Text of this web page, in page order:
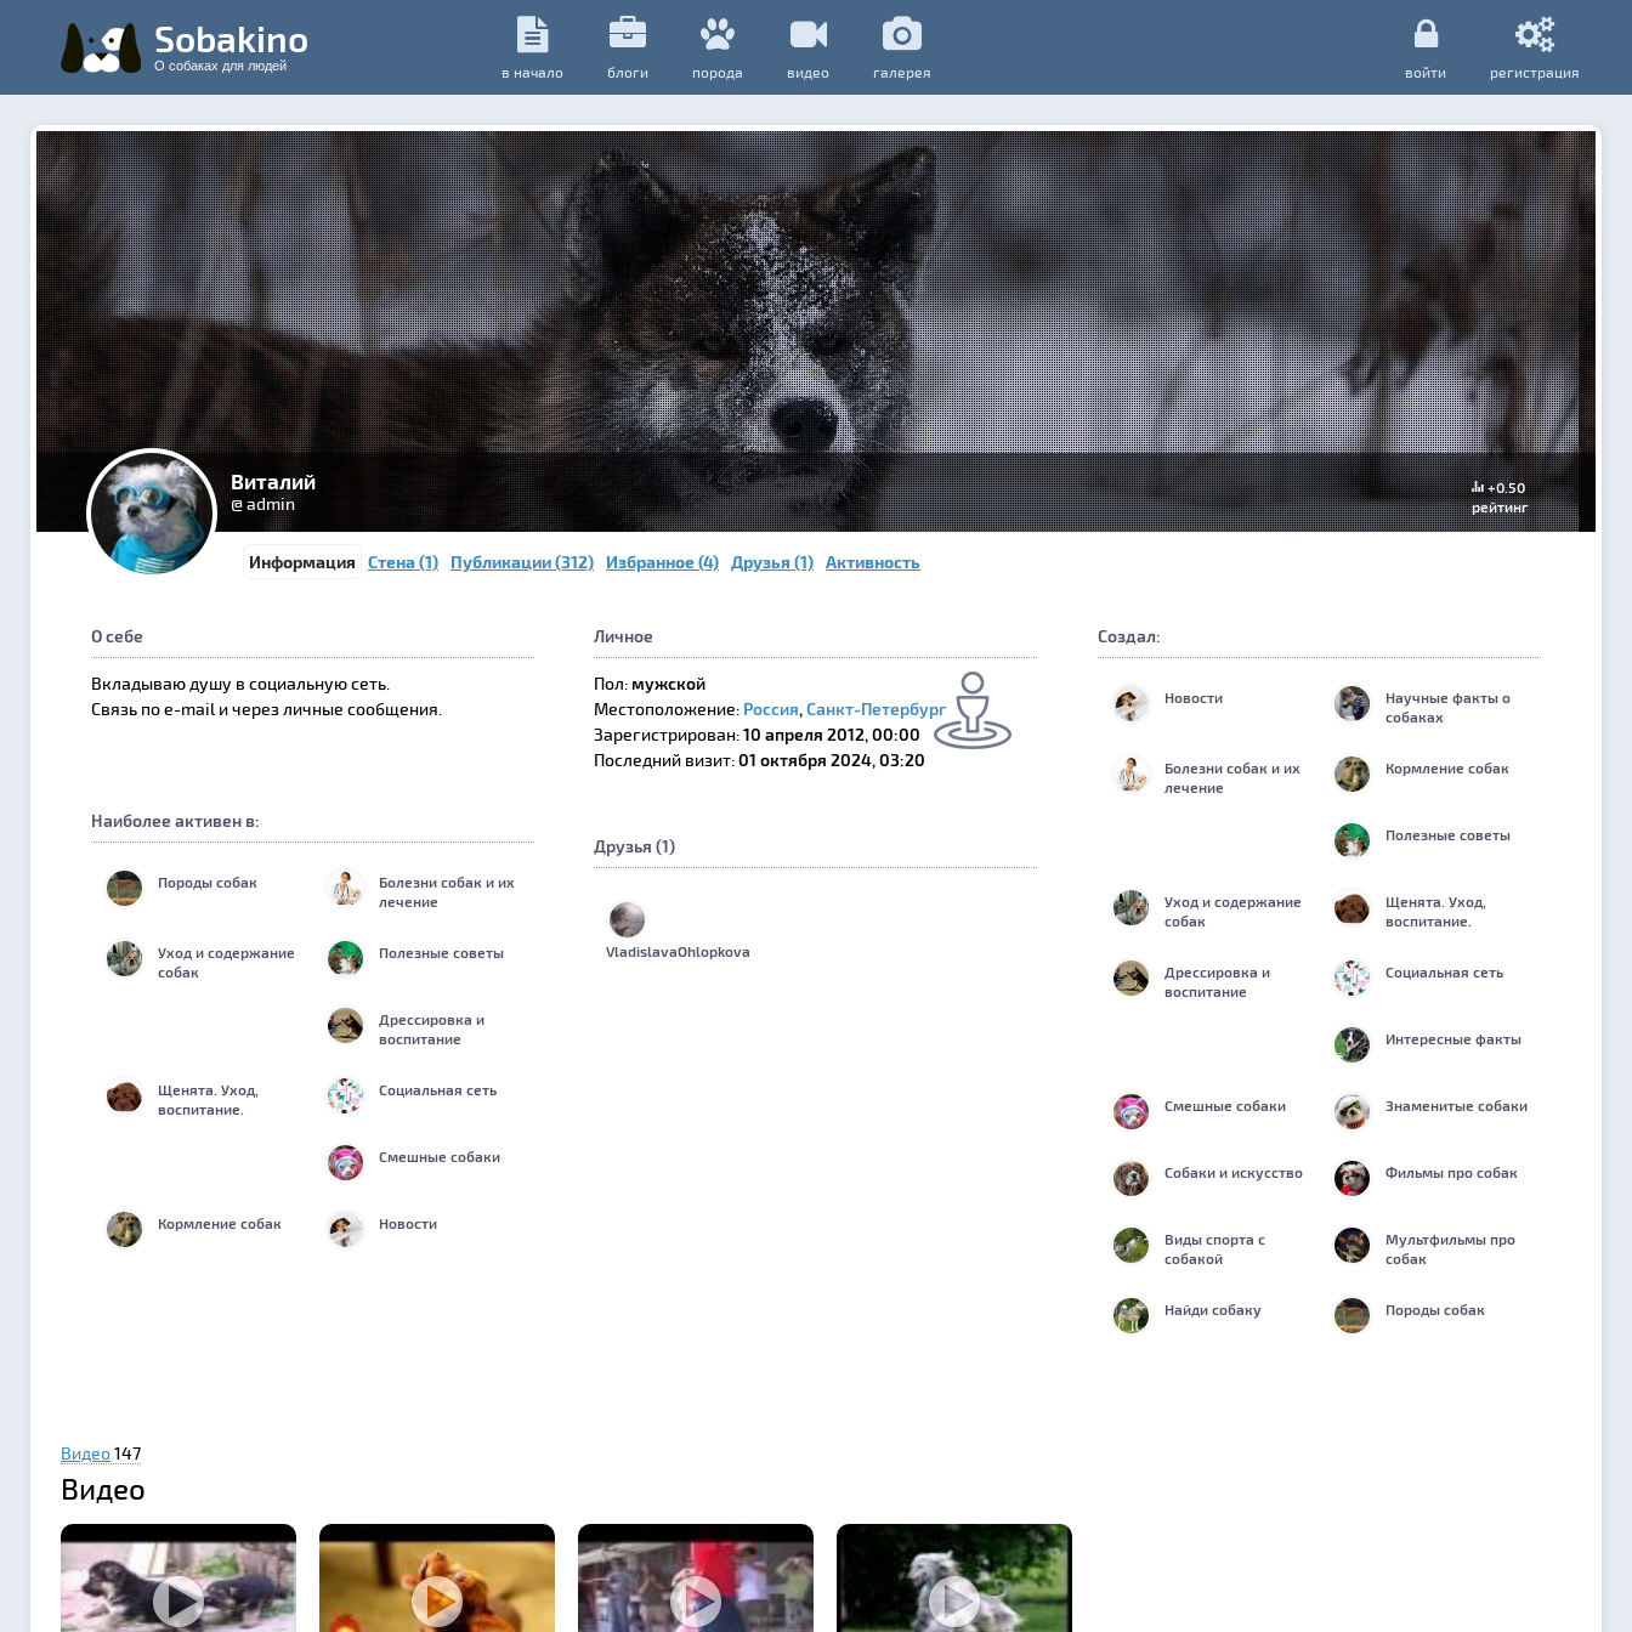
Sobakino
О собаках для людей в начало блоги порода видео галерея войти регистрация
Виталий
@ admin
+0.50
рейтинг
Информация Стена (1) Публикации (312) Избранное (4) Друзья (1) Активность
О себе
Вкладываю душу в социальную сеть.
Связь по e-mail и через личные сообщения.
Личное
Пол: мужской
Местоположение: Россия,Санкт-Петербург
Зарегистрирован:10 апреля 2012, 00:00
Последний визит:01 октября 2024, 03:20
Создал:
Новости
Научные факты о
собаках
Болезни собак и их
лечение
Кормление собак
Полезные советы
Уход и содержание
собак
Щенята. Уход,
воспитание.
Дрессировка и
воспитание
Социальная сеть
Интересные факты
Смешные собаки Знаменитые собаки
Собаки и искусство Фильмы про собак
Виды спорта с
собакой
Мультфильмы про
собак
Найди собаку Породы собак
Наиболее активен в:
Породы собак
Болезни собак и их
лечение
Уход и содержание
собак
Полезные советы
Дрессировка и
воспитание
Щенята. Уход,
воспитание.
Социальная сеть
Смешные собаки
Кормление собак Новости
Друзья (1)
VladislavaOhlopkova
Видео147
Видео